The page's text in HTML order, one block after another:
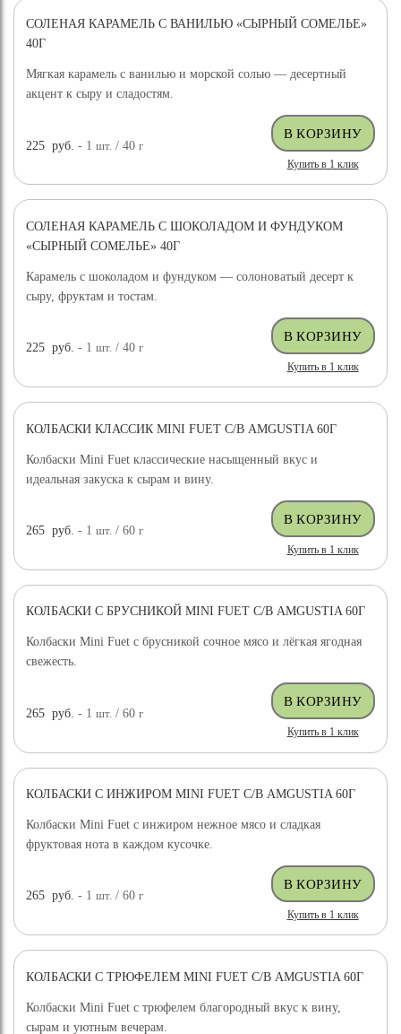
СОЛЕНАЯ КАРАМЕЛЬ С ВАНИЛЬЮ «СЫРНЫЙ СОМЕЛЬЕ»
40Г
Мягкая карамель с ванилью и морской солью — десертный
акцент к сыру и сладостям.
225 руб. - 1шт. / 40г
Купить в 1 клик
СОЛЕНАЯ КАРАМЕЛЬ С ШОКОЛАДОМ И ФУНДУКОМ
«СЫРНЫЙ СОМЕЛЬЕ» 40Г
Карамель с шоколадом и фундуком — солоноватый десерт к
сыру, фруктам и тостам.
225 руб. - 1шт. / 40г
Купить в 1 клик
КОЛБАСКИ КЛАССИК MINI FUET С/В AMGUSTIA 60Г
Колбаски Mini Fuet классические насыщенный вкус и
идеальная закуска к сырам и вину.
265 руб. - 1шт. / 60г
Купить в 1 клик
КОЛБАСКИ С БРУСНИКОЙ MINI FUET С/В AMGUSTIA 60Г
Колбаски Mini Fuet с брусникой сочное мясо и лёгкая ягодная
свежесть.
265 руб. - 1шт. / 60г
Купить в 1 клик
КОЛБАСКИ С ИНЖИРОМ MINI FUET С/В AMGUSTIA 60Г
Колбаски Mini Fuet с инжиром нежное мясо и сладкая
фруктовая нота в каждом кусочке.
265 руб. - 1шт. / 60г
Купить в 1 клик
КОЛБАСКИ С ТРЮФЕЛЕМ MINI FUET С/В AMGUSTIA 60Г
Колбаски Mini Fuet с трюфелем благородный вкус к вину,
сырам и уютным вечерам.